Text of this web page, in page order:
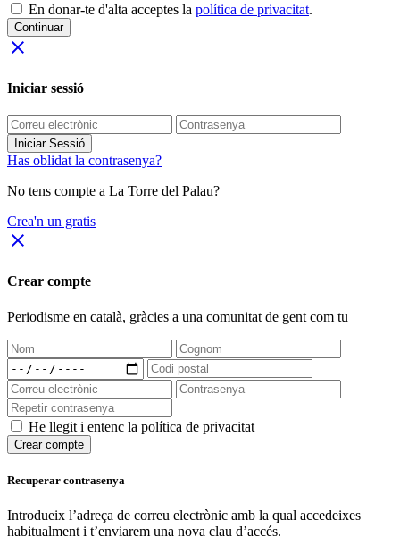
En donar-te d'alta acceptes la política de privacitat.
Continuar
close
Iniciar sessió
Iniciar Sessió
Has oblidat la contrasenya?
No tens compte a La Torre del Palau?
Crea'n un gratis
close
Crear compte
Periodisme en català, gràcies a una comunitat de gent com tu
He llegit i entenc la política de privacitat
Crear compte
Recuperar contrasenya
Introdueix l’adreça de correu electrònic amb la qual accedeixes
habitualment i t’enviarem una nova clau d’accés.